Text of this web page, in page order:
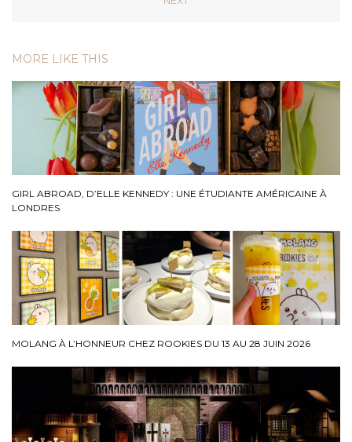
MORE LIKE THIS
GIRL ABROAD, D’ELLE KENNEDY : UNE ÉTUDIANTE AMÉRICAINE À
LONDRES
MOLANG À L’HONNEUR CHEZ ROOKIES DU 13 AU 28 JUIN 2026